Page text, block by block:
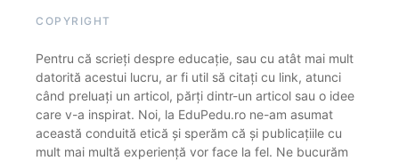
COPYRIGHT
Pentru că scrieți despre educație, sau cu atât mai mult
datorită acestui lucru, ar fi util să citați cu link, atunci
când preluați un articol, părți dintr-un articol sau o idee
care v-a inspirat. Noi, la EduPedu.ro ne-am asumat
această conduită etică și sperăm că și publicațiile cu
mult mai multă experiență vor face la fel. Ne bucurăm